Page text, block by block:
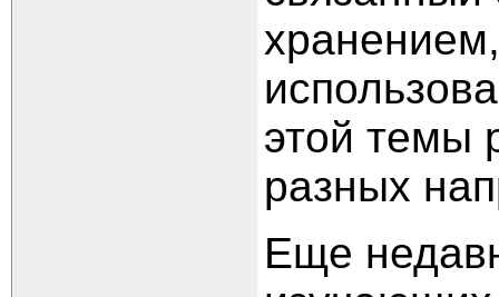
этой темы
разных
Еще